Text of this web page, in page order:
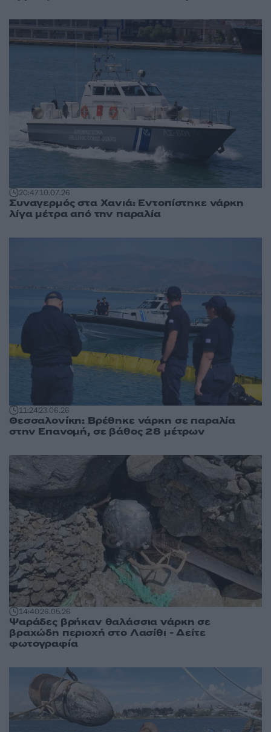
20:4710.07.26
Συναγερμός στα Χανιά: Εντοπίστηκε νάρκη
λίγα μέτρα από την παραλία
11:2423.06.26
Θεσσαλονίκη: Βρέθηκε νάρκη σε παραλία
στην Επανομή, σε βάθος 28 μέτρων
14:4026.05.26
Ψαράδες βρήκαν θαλάσσια νάρκη σε
βραχώδη περιοχή στο Λασίθι - Δείτε
φωτογραφία